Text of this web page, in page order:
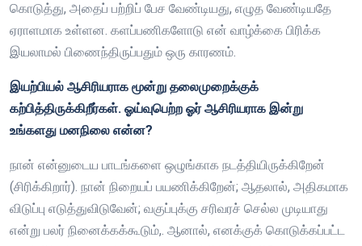
கொடுத்து, அதைப் பற்றிப் பேச வேண்டியது, எழுத வேண்டியதே
ஏராளமாக உள்ளன. களப்பணிகளோடு என் வாழ்க்கை பிரிக்க
இயலாமல் பிணைந்திருப்பதும் ஒரு காரணம்.
இயற்பியல் ஆசிரியராக மூன்று தலைமுறைக்குக்
கற்பித்திருக்கிறீர்கள். ஓய்வுபெற்ற ஓர் ஆசிரியராக இன்று
உங்களது மனநிலை என்ன?
நான் என்னுடைய பாடங்களை ஒழுங்காக நடத்தியிருக்கிறேன்
(சிரிக்கிறார்). நான் நிறையப் பயணிக்கிறேன்; ஆதலால், அதிகமாக
விடுப்பு எடுத்துவிடுவேன்; வகுப்புக்கு சரிவரச் செல்ல முடியாது
என்று பலர் நினைக்கக்கூடும்,. ஆனால், எனக்குக் கொடுக்கப்பட்ட